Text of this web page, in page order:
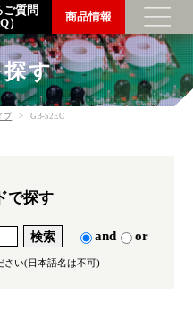
ご質問
）
商品情報
す
プ GB-52EC
で探す
and or
い(日本語名は不可)